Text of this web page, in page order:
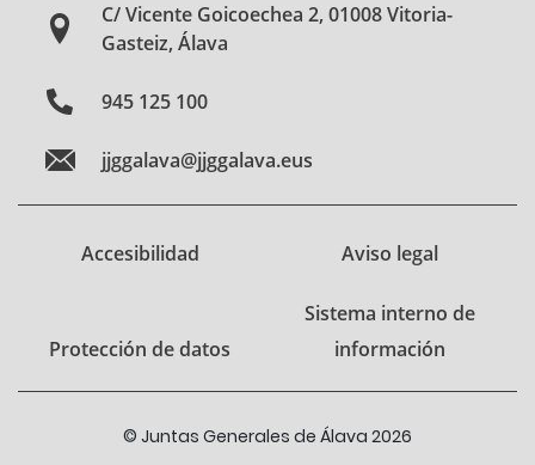
C/ Vicente Goicoechea 2, 01008 Vitoria-
Gasteiz, Álava
945 125 100
jjggalava@jjggalava.eus
Accesibilidad Aviso legal
Protección de datos
Sistema interno de
información
© Juntas Generales de Álava 2026